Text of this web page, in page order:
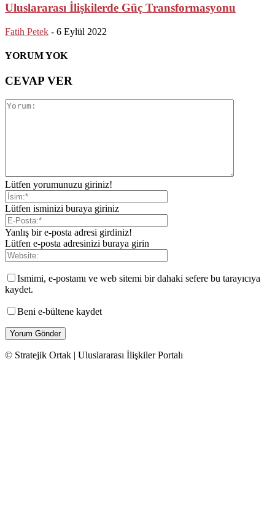
Uluslararası İlişkilerde Güç Transformasyonu
Fatih Petek - 6 Eylül 2022
YORUM YOK
CEVAP VER
Lütfen yorumunuzu giriniz!
Lütfen isminizi buraya giriniz
Yanlış bir e-posta adresi girdiniz!
Lütfen e-posta adresinizi buraya girin
Ismimi, e-postamı ve web sitemi bir dahaki sefere bu tarayıcıya
kaydet.
Beni e-bültene kaydet
© Stratejik Ortak | Uluslararası İlişkiler Portalı